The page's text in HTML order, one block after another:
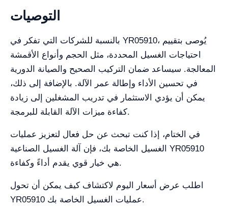
التوصيات
بالنسبة للشركات التي تفكر في YR05910، يُوصى بتقييم
احتياجات الغسيل المحددة، مثل الحجم وأنواع الأقمشة
المعالجة. سيساعد ضمان التركيب الصحيح والصيانة الدورية
في تحسين الأداء وإطالة عمر الآلة. بالإضافة إلى ذلك،
يمكن أن يؤدي الاستثمار في تدريب المشغلين إلى زيادة
كفاءة ميزات الآلة القابلة للبرمجة.
في الختام، إذا كنت تبحث عن حل فعال لتعزيز عمليات
الغسيل الخاصة بك، فإن آلة الغسيل الصناعية YR05910
هي خيار قوي يقدم أداءً وكفاءة.
اطلب عرض أسعار اليوم لاكتشاف كيف يمكن أن تحول
YR05910 عمليات الغسيل الخاصة بك.